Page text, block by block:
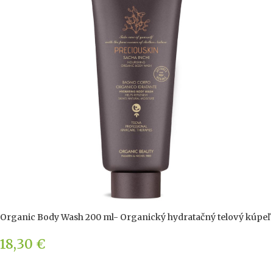
Organic Body Wash 200 ml- Organický hydratačný telový kúpeľ
18,30 €